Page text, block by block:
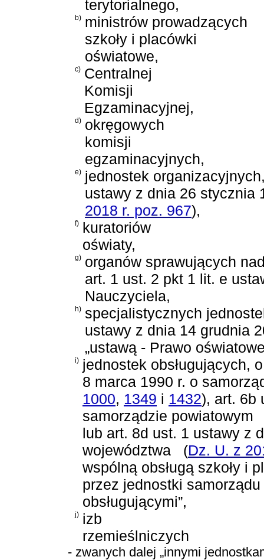
terytorialnego,
b) ministrów prowadzących
szkoły i placówki
oświatowe,
c) Centralnej
Komisji
Egzaminacyjnej,
d) okręgowych
komisji
egzaminacyjnych,
e) jednostek
ustawy z dnia 26 stycznia
2018 r. poz. 967),
f) kuratoriów
oświaty,
g) organów sprawujących
art. 1 ust. 2 pkt 1 lit. e
Nauczyciela,
h) specjalistycznych
ustawy z dnia 14 grudnia
„ustawą - Prawo
i) jednostek obsługujących,
8 marca 1990 r. o
1000, 1349 i 1432), art. 6b
samorządzie powiatowym
lub art. 8d ust. 1 ustawy z
województwa
(Dz. U. z
wspólną obsługą szkoły i
przez jednostki
obsługującymi”,
j) izb
rzemieślniczych
- zwanych dalej „innymi